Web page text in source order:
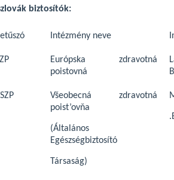
biztosítók:
Intézmény neve
Európska zdravotná
poistovná
Všeobecná zdravotná
poist’ovňa
(Általános
Egészségbiztosító
Társaság)